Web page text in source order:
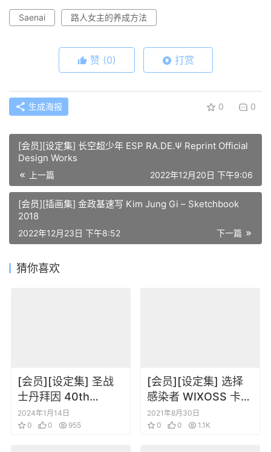
Saenai 路人女主的养成方法
赞 (0) 打赏
生成海报 0 0
[会员][设定集] 长空超少年 ESP RA.DE.Ψ Reprint Official
Design Works
上一篇 2022年12月20日 下午9:06
[会员][插画集] 金政基速写 Kim Jung Gi – Sketchbook
2018
下一篇
2022年12月23日 下午8:52
猜你喜欢
[会员][设定集] 圣战
士丹拜因 40th
Anniversary Official
Setting Material
2024年1月14日
0
0 955
[会员][设定集] 选择
感染者 WIXOSS 卡牌
设定2
2021年8月30日
0
0 1.1K